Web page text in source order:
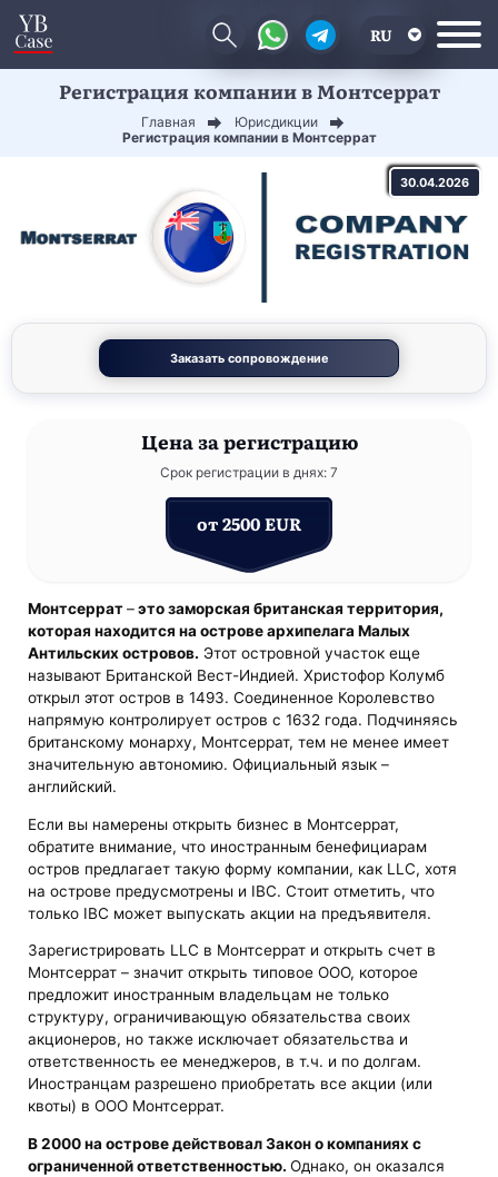
RU
Регистрация компании в Монтсеррат
Главная
Юрисдикции
Регистрация компании в Монтсеррат
30.04.2026
Заказать сопровождение
Ценаза регистрацию
Срок регистрации в днях: 7
от 2500 EUR
Монтсеррат–это заморская британская территория,
которая находится на острове архипелага Малых
Антильских островов. Этот островной участок еще
называют Британской Вест-Индией. Христофор Колумб
открыл этот остров в 1493. Соединенное Королевство
напрямую контролирует остров с 1632 года. Подчиняясь
британскому монарху, Монтсеррат, тем не менее имеет
значительную автономию. Официальный язык –
английский.
Если вы намерены открыть бизнес в Монтсеррат,
обратите внимание, что иностранным бенефициарам
остров предлагает такую форму компании, как LLC, хотя
на острове предусмотрены и IBC. Стоит отметить, что
только IBC может выпускать акции на предъявителя.
Зарегистрировать LLC в Монтсеррат и открыть счет в
Монтсеррат – значит открыть типовое ООО, которое
предложит иностранным владельцам не только
структуру, ограничивающую обязательства своих
акционеров, но также исключает обязательства и
ответственность ее менеджеров, в т.ч. и по долгам.
Иностранцам разрешено приобретать все акции (или
квоты) в ООО Монтсеррат.
В 2000 на острове действовал Закон о компаниях с
ограниченной ответственностью.Однако, он оказался